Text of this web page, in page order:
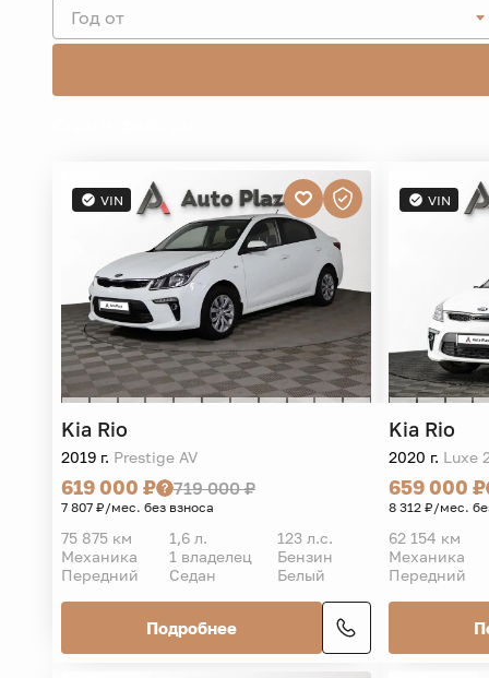
Год от
VIN
Kia Rio
2019 г. Prestige AV
619 000 ₽ 719 000 ₽
7 807 ₽/мес. без взноса
75 875 км 1,6 л.
123 л.с.
Механика
1 владелец
Бензин
Передний
Седан Белый
Подробнее
VIN
Kia Rio
2020 г. Luxe
659 000 ₽
8 312 ₽/мес.
62 154 км
Механика
Передний